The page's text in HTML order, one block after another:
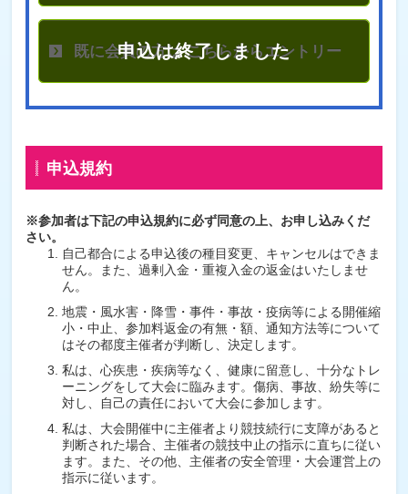
既に会員の方は こちらからエントリー
申込規約
※参加者は下記の申込規約に必ず同意の上、お申し込みくだ
さい。
自己都合による申込後の種目変更、キャンセルはできま
せん。また、過剰入金・重複入金の返金はいたしませ
ん。
地震・風水害・降雪・事件・事故・疫病等による開催縮
小・中止、参加料返金の有無・額、通知方法等について
はその都度主催者が判断し、決定します。
私は、心疾患・疾病等なく、健康に留意し、十分なトレ
ーニングをして大会に臨みます。傷病、事故、紛失等に
対し、自己の責任において大会に参加します。
私は、大会開催中に主催者より競技続行に支障があると
判断された場合、主催者の競技中止の指示に直ちに従い
ます。また、その他、主催者の安全管理・大会運営上の
指示に従います。